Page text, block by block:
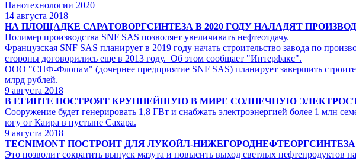
Нанотехнологии 2020
14 августа 2018
НА ПЛОЩАДКЕ САРАТОВОРГСИНТЕЗА В 2020 ГОДУ НАЛАДЯТ
Полимер производства SNF SAS позволяет увеличивать нефтеотдачу.
Французская SNF SAS планирует в 2019 году начать строительство завода по
стороны договорились еще в 2013 году. Об этом сообщает "Интерфакс".
ООО "СНФ-Флопам" (дочернее предприятие SNF SAS) планирует завершить
млрд рублей.
9 августа 2018
В ЕГИПТЕ ПОСТРОЯТ КРУПНЕЙШУЮ В МИРЕ СОЛНЕЧНУЮ
Сооружение будет генерировать 1,8 ГВт и снабжать электроэнергией более 1 млн
югу от Каира в пустыне Сахара.
9 августа 2018
TECNIMONT ПОСТРОИТ ДЛЯ ЛУКОЙЛ-
Это позволит сократить выпуск мазута и повысить выход светлых нефтепродуктов